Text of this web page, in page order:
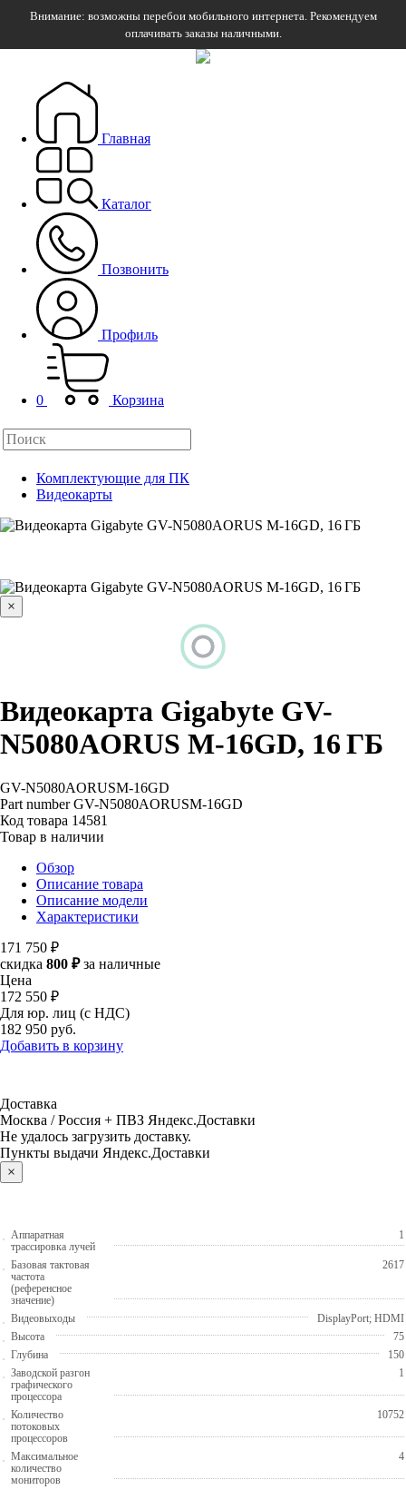
Внимание: возможны перебои мобильного интернета. Рекомендуем
оплачивать заказы наличными.
Главная
Каталог
Позвонить
Профиль
0 Корзина
Комплектующие для ПК
Видеокарты
×
Видеокарта Gigabyte GV-
N5080AORUS M-16GD, 16 ГБ
GV-N5080AORUSM-16GD
Part number GV-N5080AORUSM-16GD
Код товара 14581
Товар в наличии
Обзор
Описание товара
Описание модели
Характеристики
171 750 ₽
скидка 800 ₽за наличные
Цена
172 550 ₽
Для юр. лиц (с НДС)
182 950 руб.
Добавить в корзину
Доставка
Москва / Россия + ПВЗ Яндекс.Доставки
Не удалось загрузить доставку.
Пункты выдачи Яндекс.Доставки
×
Аппаратная
трассировка лучей
1
Базовая тактовая
частота
(референсное
значение)
2617
Видеовыходы
DisplayPort; HDMI
Высота
75
Глубина
150
Заводской разгон
графического
процессора
1
Количество
потоковых
процессоров
10752
Максимальное
количество
мониторов
4